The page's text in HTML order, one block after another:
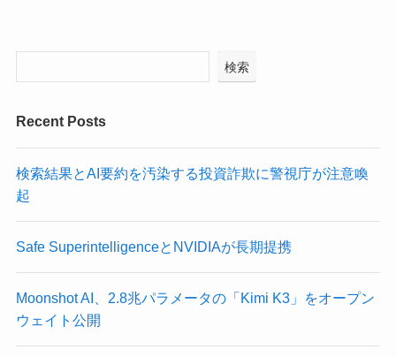
検索
Recent Posts
検索結果とAI要約を汚染する投資詐欺に警視庁が注意喚
起
Safe SuperintelligenceとNVIDIAが長期提携
Moonshot AI、2.8兆パラメータの「Kimi K3」をオープン
ウェイト公開